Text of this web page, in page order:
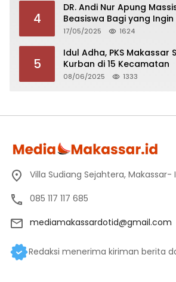
4
DR. Andi Nur Apung
Beasiswa Bagi yang Ingin
Fakultas Perikanan UCM
17/05/2025 1624
5
Idul Adha, PKS Makassar
Kurban di 15 Kecamatan
08/06/2025 1333
Villa Sudiang Sejahtera, Makassar-
085 117 117 685
mediamakassardotid@gmail.com
Redaksi menerima kiriman berita